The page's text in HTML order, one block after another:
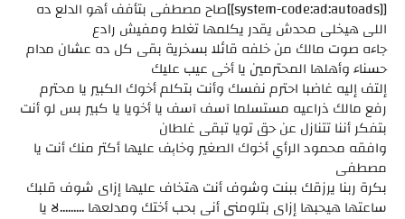
[[system-code:ad:autoads]]صاح مصطفى بتأفف أهو الدلع ده
اللى هيخلى محدش يقدر يكلمها تغلط ومفيش رادع
جاءه صوت مالك من خلفه قائلا بسخرية بقى كل ده عشان مدام
حسناء وأهلها المحترمين يا أخى عيب عليك
إلتف إليه غاضبا احترم نفسك وأنت بتكلم أخوك الكبير يا محترم
رفع مالك ذراعيه مستسلما آسف آسف يا أخويا يا كبير بس لو أنت
بتفكر أننا تتنازل عن حق تويا تبقى غلطان
وافقه محمود الرأي أخوك الصغير وخاېف عليها أكتر منك أنت يا
مصطفى
بكرة ربنا يرزقك ببنت وشوف أنت هتخاف عليها إزاى شوف قلبك
ساعتها هيحبها إزاى بتلومنى أنى بحب أختك ومدلعها .........لا يا